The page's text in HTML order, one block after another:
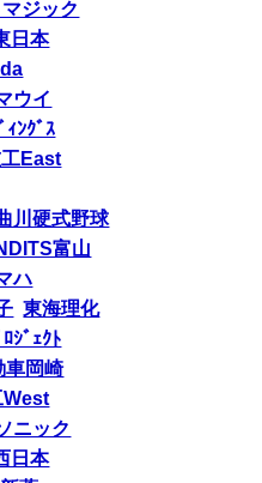
ジック
日本
ウイ
ｨﾝｸﾞｽ
East
川硬式野球
富山
ハ
東海理化
ｼﾞｪｸﾄ
車岡崎
West
ニック
日本